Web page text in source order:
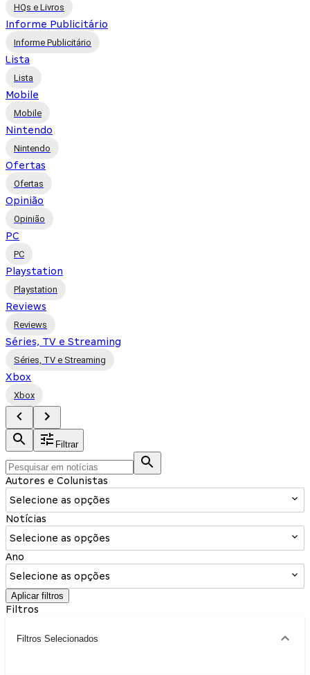
HQs e Livros
Informe Publicitário
Informe Publicitário
Lista
Lista
Mobile
Mobile
Nintendo
Nintendo
Ofertas
Ofertas
Opinião
Opinião
PC
PC
Playstation
Playstation
Reviews
Reviews
Séries, TV e Streaming
Séries, TV e Streaming
Xbox
Xbox
Filtrar
Autores e Colunistas
Selecione as opções
Notícias
Selecione as opções
Ano
Selecione as opções
Aplicar filtros
Filtros
Filtros Selecionados